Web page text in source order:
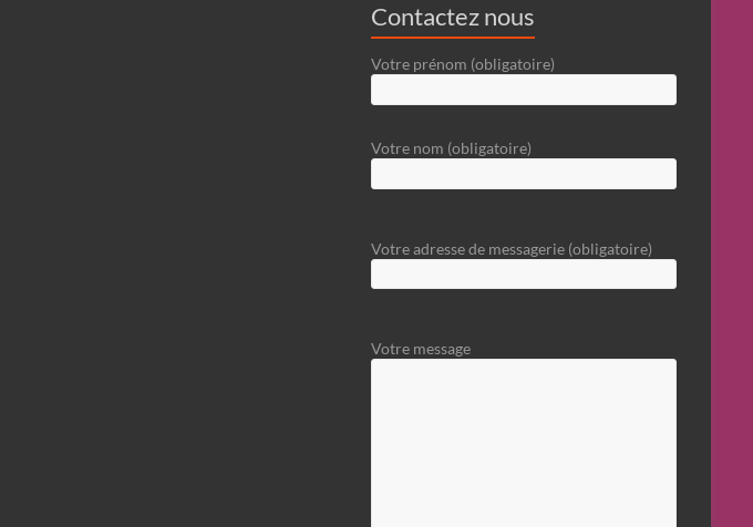
Contactez nous
Votre prénom (obligatoire)
Votre nom (obligatoire)
Votre adresse de messagerie (obligatoire)
Votre message